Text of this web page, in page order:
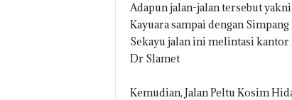
Adapun jalan-jalan tersebut
Kayuara sampai dengan
Sekayu jalan ini melintasi kantor
Dr Slamet
Kemudian, Jalan Peltu Kosim